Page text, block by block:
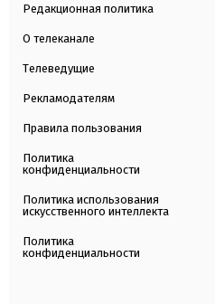
Редакционная политика
О телеканале
Телеведущие
Рекламодателям
Правила пользования
Политика
конфиденциальности
Политика использования
искусственного интеллекта
Политика
конфиденциальности